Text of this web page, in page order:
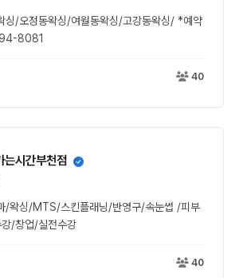
싱/오정동왁싱/여월동왁싱/고강동왁싱/ *예약
8081
40
는시간부천점
/왁싱/MTS/스킨플래닝/반영구/속눈썹 /피부
/창업/실전수강
40